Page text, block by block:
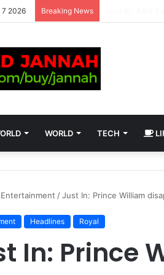
7 2026 Breaking News
WORLD TECH
Entertainment /Just In: Prince William
Headlines Royal
In: Prince